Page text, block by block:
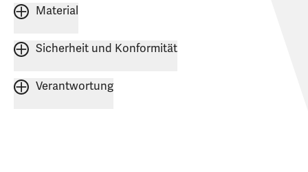
Material
Sicherheit und Konformität
Verantwortung